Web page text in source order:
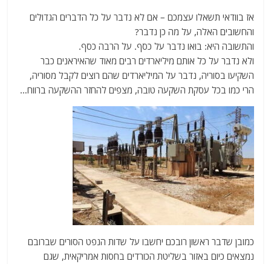
אז בוודאי תשאלו עצמכם – אם לא נדבר על כל הדברים הגדולים
והחשובים האלה, על מה כן נדבר?
והתשובה היא: בואו נדבר על כסף. על הרבה כסף.
ולא נדבר על כל אותם מיליארדים רבים מאוד שהאיראנים כבר
השקיעו בסוריה, נדבר על המיליארדים שהם רוצים לקבל מסוריה,
הרי כמו בכל עסקת השקעה טובה, מצפים להחזר ההשקעה ברווח…
כמובן שדבר ראשון רובכם יחשבו על שדות הנפט הסורים שברובם
נמצאים כיום באזור בשליטת הכורדים בחסות אמריקאית, שגם